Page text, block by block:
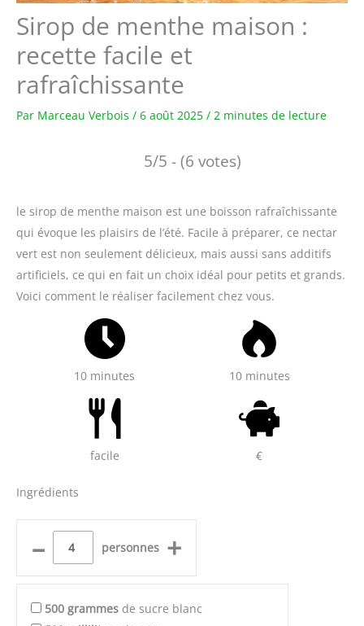
Sirop de menthe maison :
recette facile et
rafraîchissante
Par Marceau Verbois / 6 août 2025 / 2 minutes de lecture
5/5 - (6 votes)
le sirop de menthe maison est une boisson rafraîchissante
qui évoque les plaisirs de l’été. Facile à préparer, ce nectar
vert est non seulement délicieux, mais aussi sans additifs
artificiels, ce qui en fait un choix idéal pour petits et grands.
Voici comment le réaliser facilement chez vous.
10 minutes 10 minutes
facile €
Ingrédients
– personnes +
500 grammes de sucre blanc